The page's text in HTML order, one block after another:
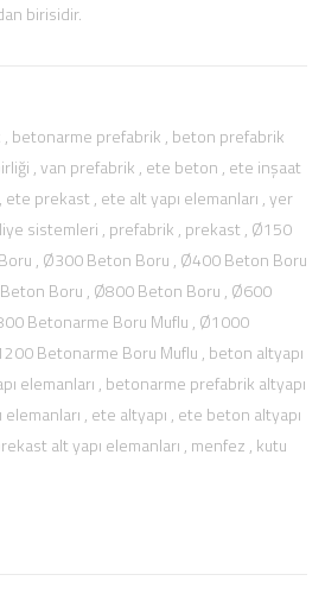
birisidir.
, betonarme prefabrik , beton prefabrik
,van prefabrik , ete beton , ete inşaat
, ete prekast , ete alt yapı elemanları ,yer
sistemleri , prefabrik , prekast , Ø150
, Ø300 Beton Boru , Ø400 Beton Boru
Boru , Ø800 Beton Boru , Ø600
Betonarme Boru Muflu , Ø1000
Betonarme Boru Muflu , beton altyapı
elemanları , betonarme prefabrik altyapı
, ete altyapı , ete beton altyapı
alt yapı elemanları , menfez , kutu